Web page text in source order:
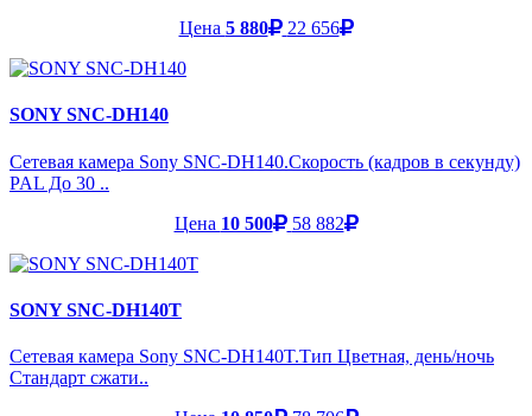
Цена 5 880 22 656
SONY SNC-DH140
Сетевая камера Sony SNC-DH140.Скорость (кадров в секунду)
PAL До 30 ..
Цена 10 500 58 882
SONY SNC-DH140T
Сетевая камера Sony SNC-DH140T.Тип Цветная, день/ночь
Стандарт сжати..